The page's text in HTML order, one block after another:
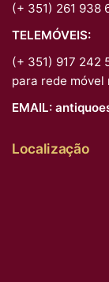
(+ 351) 261 938
TELEMÓVEIS:
(+ 351) 917 242
para rede móvel
EMAIL:
Localização